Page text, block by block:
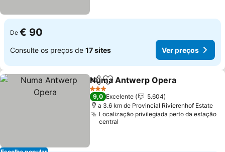
De € 90
Consulte os preços de 17 sites Ver preços
PartilharAdicionar aos favoritos
Numa Antwerp Opera
3 Estrelas
9,0 Excelente
5.604
a 3.6 km de Provincial Rivierenhof Estate
Localização privilegiada perto da estação
central